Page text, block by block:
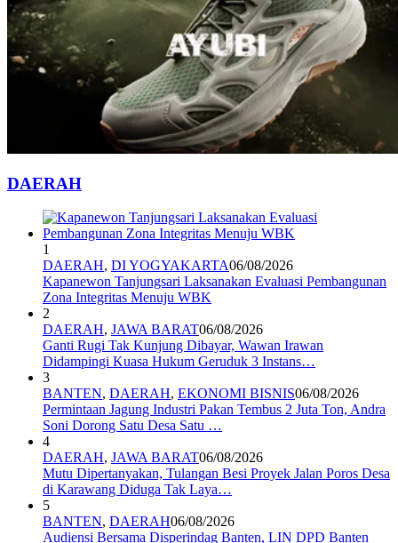
DAERAH
1
DAERAH, DI YOGYAKARTA06/08/2026
Kapanewon Tanjungsari Laksanakan Evaluasi Pembangunan
Zona Integritas Menuju WBK
2
DAERAH, JAWA BARAT06/08/2026
Ganti Rugi Tak Kunjung Dibayar, Wawan Irawan
Didampingi Kuasa Hukum Geruduk 3 Instans…
3
BANTEN, DAERAH, EKONOMI BISNIS06/08/2026
Permintaan Jagung Industri Pakan Tembus 2 Juta Ton, Andra
Soni Dorong Satu Desa Satu …
4
DAERAH, JAWA BARAT06/08/2026
Mutu Dipertanyakan, Tulangan Besi Proyek Jalan Poros Desa
di Karawang Diduga Tak Laya…
5
BANTEN, DAERAH06/08/2026
Audiensi Bersama Disperindag Banten, LIN DPD Banten